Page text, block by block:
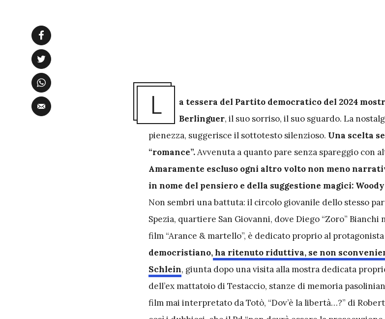
L
a tessera del Partito democratico del 2024
Berlinguer, il suo sorriso, il suo sguardo. La
pienezza, suggerisce il sottotesto silenzioso. Una scelta
“romance”.Avvenuta a quanto pare senza spareggio con
Amaramente escluso ogni altro volto non meno
in nome del pensiero e della suggestione magici:
Non sembri una battuta: il circolo giovanile dello stesso
Spezia, quartiere San Giovanni, dove Diego “Zoro” Bianchi
film “Arance & martello”, è dedicato proprio al protagonista
democristiano,ha ritenuto riduttiva, se non
Schlein, giunta dopo una visita alla mostra dedicata
dell’ex mattatoio di Testaccio, stanze di memoria
film mai interpretato da Totò, “Dov’è la libertà…?” di